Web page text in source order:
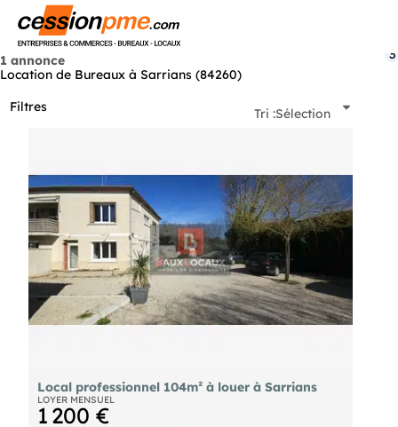
1 annonce
Location de Bureaux à Sarrians (84260)
Filtres
3
Tri :Sélection
Local professionnel 104m² à louer à Sarrians
LOYER MENSUEL
1 200 €